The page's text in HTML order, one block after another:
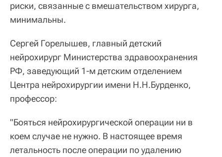
риски, связанные с вмешательством хирурга,
минимальны.
Сергей Горелышев, главный детский
нейрохирург Министерства здравоохранения
РФ, заведующий 1-м детским отделением
Центра нейрохирургии имени Н.Н.Бурденко,
профессор:
"Бояться нейрохирургической операции ни в
коем случае не нужно. В настоящее время
летальность после операции по удалению